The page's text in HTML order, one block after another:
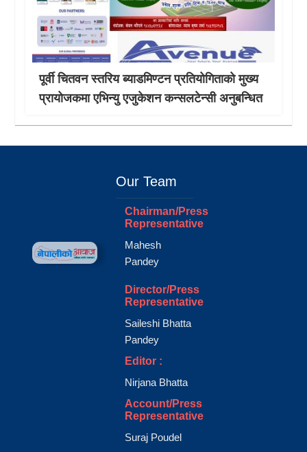
पूर्वी चितवन स्तरिय ब्याडमिण्टन प्रतियोगिताको मुख्य
प्रायोजकमा एभिन्यु एजुकेशन कन्सलटेन्सी अनुबन्धित
Our Team
Chairman/Press
Representative
Mahesh
Pandey
Director/Press
Representative
Saileshi Bhatta
Pandey
Editor :
Nirjana Bhatta
Account/Press
Representative
Suraj Poudel